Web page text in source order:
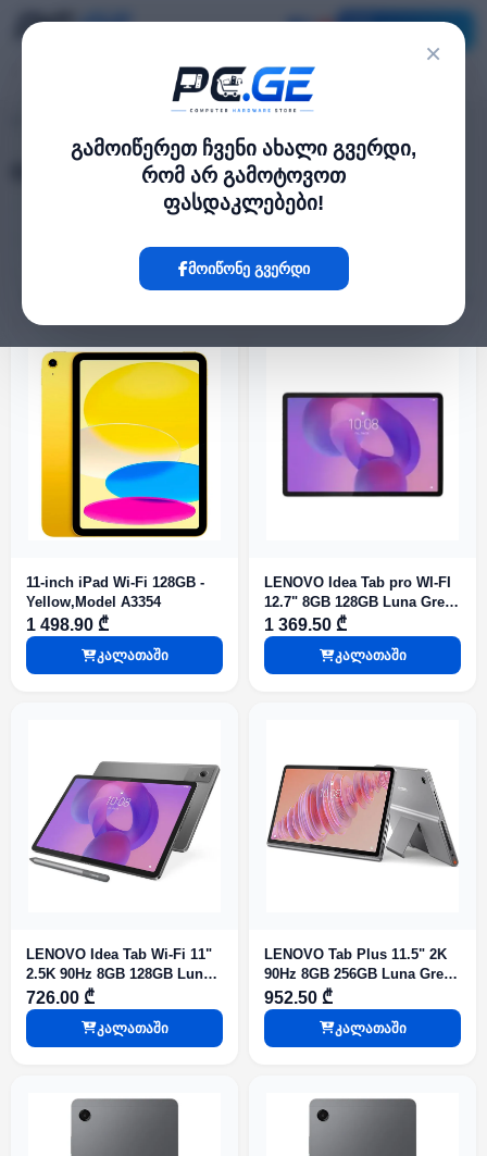
×
გამოიწერეთ ჩვენი ახალი გვერდი,
რომ არ გამოტოვოთ
ფასდაკლებები!
მოიწონე გვერდი
ტელეფონები და ტაბლეტები
11-inch iPad Wi-Fi 128GB -
Yellow,Model A3354
1 498.90 ₾
კალათაში
LENOVO Idea Tab pro WI-FI
12.7" 8GB 128GB Luna Grey
WITH PEN
1 369.50 ₾
კალათაში
LENOVO Idea Tab Wi-Fi 11"
2.5K 90Hz 8GB 128GB Luna
Grey with Pen
726.00 ₾
კალათაში
LENOVO Tab Plus 11.5" 2K
90Hz 8GB 256GB Luna Grey
(ZADX0176UZ)
952.50 ₾
კალათაში